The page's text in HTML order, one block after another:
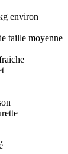
environ
taille moyenne